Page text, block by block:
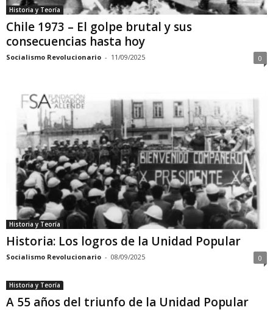
Historia y Teoría
Chile 1973 – El golpe brutal y sus
consecuencias hasta hoy
Socialismo Revolucionario - 11/09/2025 0
Historia y Teoría
Historia: Los logros de la Unidad Popular
Socialismo Revolucionario - 08/09/2025 0
Historia y Teoría
A 55 años del triunfo de la Unidad Popular